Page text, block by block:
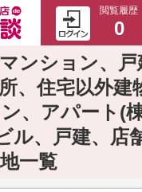
閲覧履歴
0
ンション、戸
、住宅以外建
、アパート(
ル、戸建、店
一覧